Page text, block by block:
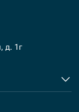
д. 1г